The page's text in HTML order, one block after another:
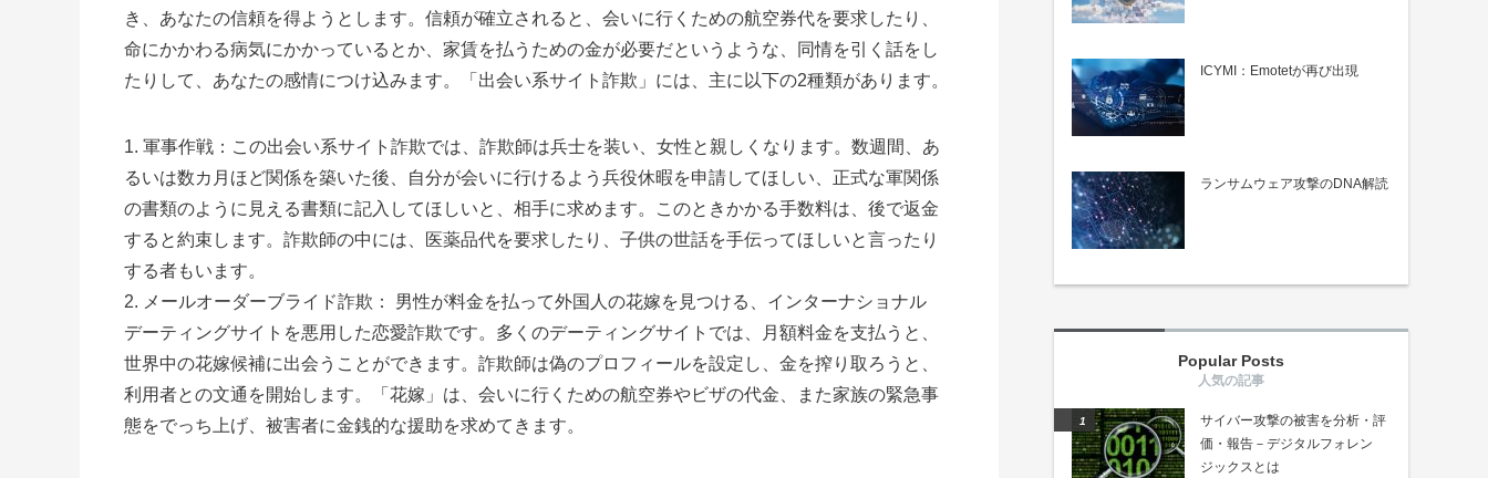
き、あなたの信頼を得ようとします。信頼が確立されると、会いに行くための航空券代を要求したり、
命にかかわる病気にかかっているとか、家賃を払うための金が必要だというような、同情を引く話をし
たりして、あなたの感情につけ込みます。「出会い系サイト詐欺」には、主に以下の2種類があります。
軍事作戦：この出会い系サイト詐欺では、詐欺師は兵士を装い、女性と親しくなります。数週間、あ
るいは数カ月ほど関係を築いた後、自分が会いに行けるよう兵役休暇を申請してほしい、正式な軍関係
の書類のように見える書類に記入してほしいと、相手に求めます。このときかかる手数料は、後で返金
すると約束します。詐欺師の中には、医薬品代を要求したり、子供の世話を手伝ってほしいと言ったり
する者もいます。
メールオーダーブライド詐欺： 男性が料金を払って外国人の花嫁を見つける、インターナショナル
デーティングサイトを悪用した恋愛詐欺です。多くのデーティングサイトでは、月額料金を支払うと、
世界中の花嫁候補に出会うことができます。詐欺師は偽のプロフィールを設定し、金を搾り取ろうと、
利用者との文通を開始します。「花嫁」は、会いに行くための航空券やビザの代金、また家族の緊急事
態をでっち上げ、被害者に金銭的な援助を求めてきます。
ICYMI：Emotetが再び出現
ランサムウェア攻撃のDNA解読
Popular Posts
サイバー攻撃の被害を分析・評
価・報告－デジタルフォレン
ジックスとは